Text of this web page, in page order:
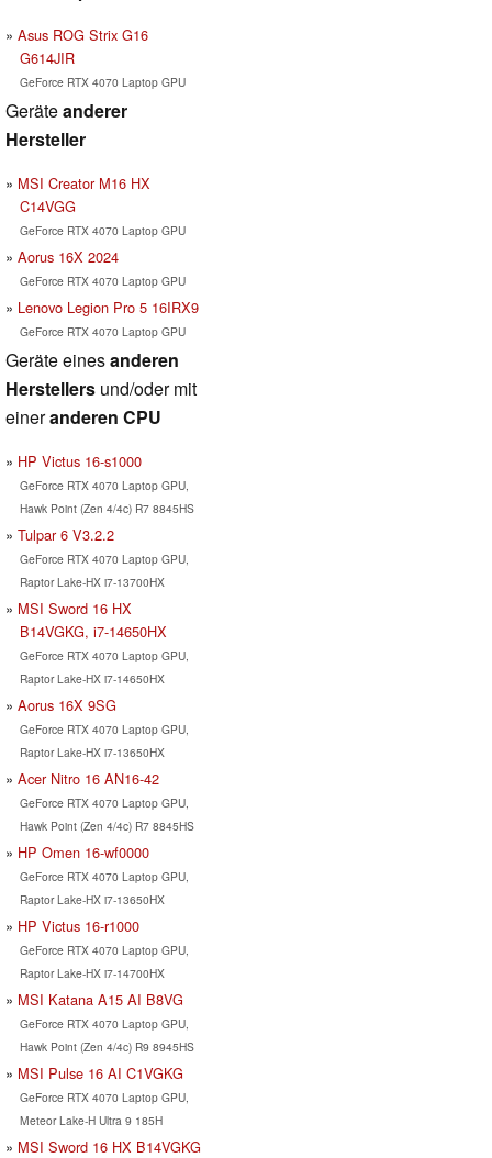
Asus ROG Strix G16
G614JIR
GeForce RTX 4070 Laptop GPU
Geräteanderer
Hersteller
MSI Creator M16 HX
C14VGG
GeForce RTX 4070 Laptop GPU
Aorus 16X 2024
GeForce RTX 4070 Laptop GPU
Lenovo Legion Pro 5 16IRX9
GeForce RTX 4070 Laptop GPU
Geräte einesanderen
Herstellers und/oder mit
eineranderen CPU
HP Victus 16-s1000
GeForce RTX 4070 Laptop GPU,
Hawk Point (Zen 4/4c) R7 8845HS
Tulpar 6 V3.2.2
GeForce RTX 4070 Laptop GPU,
Raptor Lake-HX i7-13700HX
MSI Sword 16 HX
B14VGKG, i7-14650HX
GeForce RTX 4070 Laptop GPU,
Raptor Lake-HX i7-14650HX
Aorus 16X 9SG
GeForce RTX 4070 Laptop GPU,
Raptor Lake-HX i7-13650HX
Acer Nitro 16 AN16-42
GeForce RTX 4070 Laptop GPU,
Hawk Point (Zen 4/4c) R7 8845HS
HP Omen 16-wf0000
GeForce RTX 4070 Laptop GPU,
Raptor Lake-HX i7-13650HX
HP Victus 16-r1000
GeForce RTX 4070 Laptop GPU,
Raptor Lake-HX i7-14700HX
MSI Katana A15 AI B8VG
GeForce RTX 4070 Laptop GPU,
Hawk Point (Zen 4/4c) R9 8945HS
MSI Pulse 16 AI C1VGKG
GeForce RTX 4070 Laptop GPU,
Meteor Lake-H Ultra 9 185H
MSI Sword 16 HX B14VGKG